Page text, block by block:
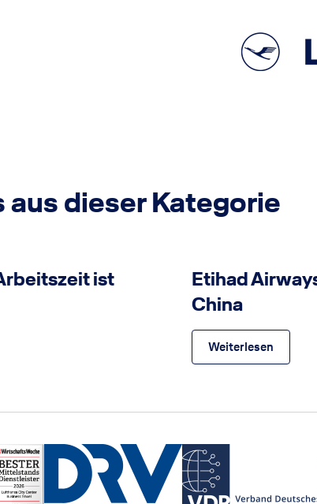
aus dieser Kategorie
ist
Etihad
China
Weiterlesen